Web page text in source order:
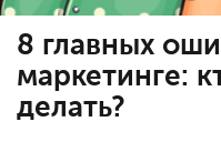
8 главных
маркетинге:
делать?